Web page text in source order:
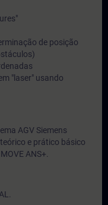
de posição
"laser" usando
AGV Siemens
e prático básico
ANS+.